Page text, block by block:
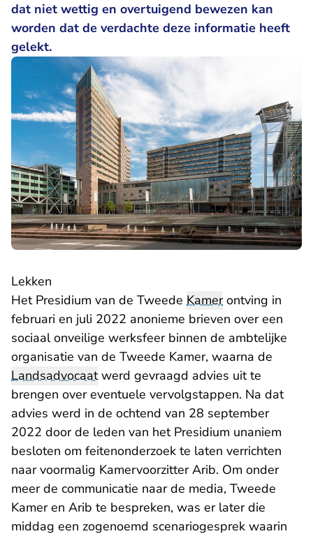
dat niet wettig en overtuigend bewezen kan
worden dat de verdachte deze informatie heeft
gelekt.
Lekken
Het Presidium van de Tweede Kamerontving in
februari en juli 2022 anonieme brieven over een
sociaal onveilige werksfeer binnen de ambtelijke
organisatie van de Tweede Kamer, waarna de
Landsadvocaatwerd gevraagd advies uit te
brengen over eventuele vervolgstappen. Na dat
advies werd in de ochtend van 28 september
2022 door de leden van het Presidium unaniem
besloten om feitenonderzoek te laten verrichten
naar voormalig Kamervoorzitter Arib. Om onder
meer de communicatie naar de media, Tweede
Kamer en Arib te bespreken, was er later die
middag een zogenoemd scenariogesprek waarin